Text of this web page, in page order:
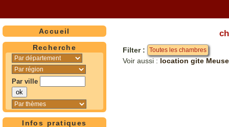
Accueil
Recherche
Par ville
Infos pratiques
Filter : Toutes les chambres
Voir aussi : location gite Meuse